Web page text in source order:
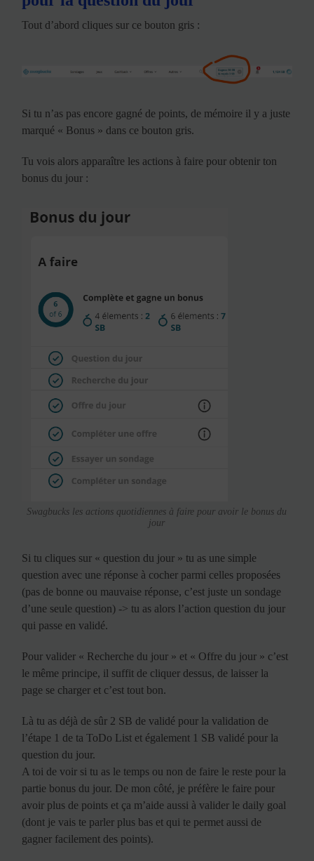
Tout d’abord cliques sur ce bouton gris :
Si tu n’as pas encore gagné de points, de mémoire il y a juste
marqué « Bonus » dans ce bouton gris.
Tu vois alors apparaître les actions à faire pour obtenir ton
bonus du jour :
Swagbucks les actions quotidiennes à faire pour avoir le bonus du
jour
Si tu cliques sur « question du jour » tu as une simple
question avec une réponse à cocher parmi celles proposées
(pas de bonne ou mauvaise réponse, c’est juste un sondage
d’une seule question) -> tu as alors l’action question du jour
qui passe en validé.
Pour valider « Recherche du jour » et « Offre du jour » c’est
le même principe, il suffit de cliquer dessus, de laisser la
page se charger et c’est tout bon.
Là tu as déjà de sûr 2 SB de validé pour la validation de
l’étape 1 de ta ToDo List et également 1 SB validé pour la
question du jour.
A toi de voir si tu as le temps ou non de faire le reste pour la
partie bonus du jour. De mon côté, je préfère le faire pour
avoir plus de points et ça m’aide aussi à valider le daily goal
(dont je vais te parler plus bas et qui te permet aussi de
gagner facilement des points).